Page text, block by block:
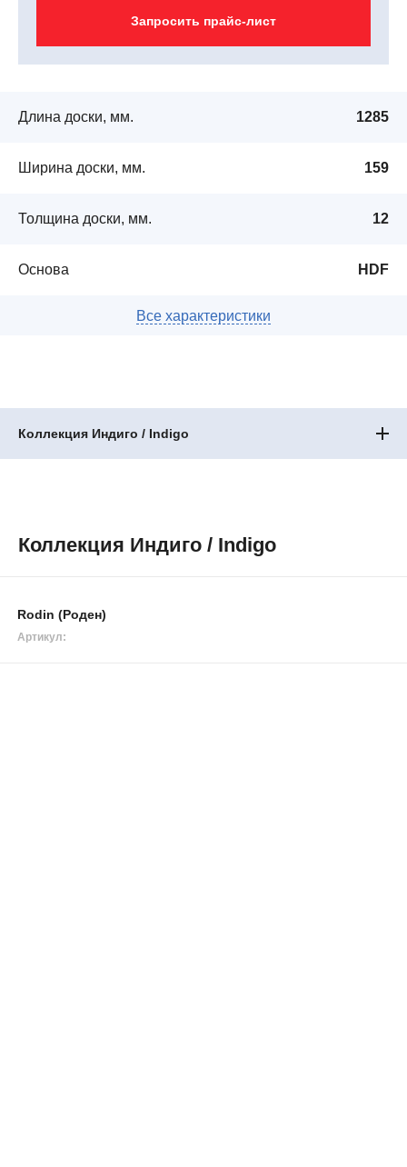
Запросить прайс-лист
Длина доски, мм. 1285
Ширина доски, мм. 159
Толщина доски, мм. 12
Основа HDF
Коллекция Индиго / Indigo
Коллекция Индиго / Indigo
Rodin (Роден)
Артикул: